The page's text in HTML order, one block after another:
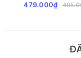
479.000₫